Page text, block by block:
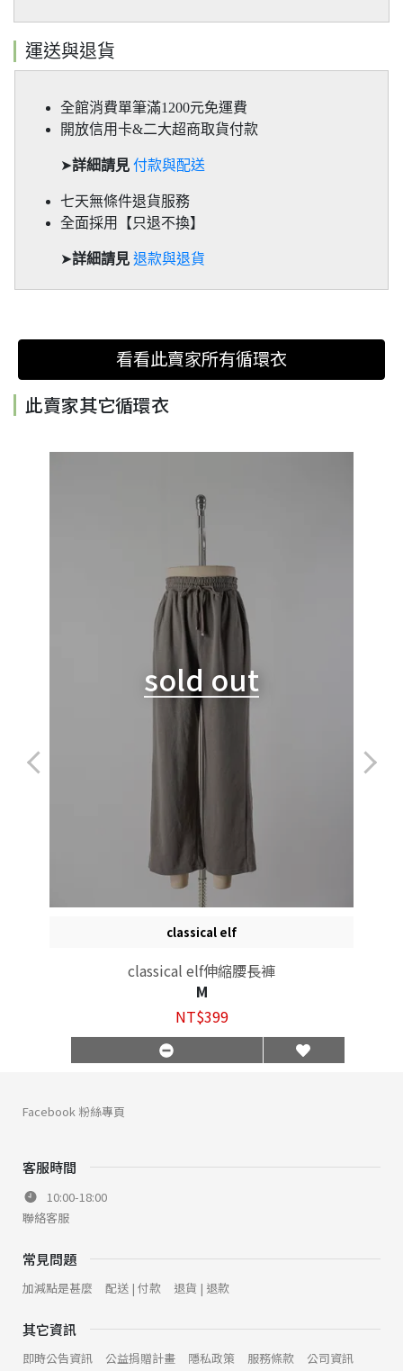
運送與退貨
全館消費單筆滿1200元免運費
開放信用卡&二大超商取貨付款
➤詳細請見 付款與配送
七天無條件退貨服務
全面採用【只退不換】
➤詳細請見 退款與退貨
看看此賣家所有循環衣
此賣家其它循環衣
sold out
classical elf
classical elf伸縮腰長褲
M
NT$399
客服時間
10:00-18:00
聯絡客服
常見問題
加減點是甚麼 配送 | 付款 退貨 | 退款
其它資訊
即時公告資訊 公益捐贈計畫 隱私政策 服務條款 公司資訊
Facebook 粉絲專頁